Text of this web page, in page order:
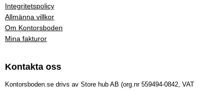
Integritetspolicy
Allmänna villkor
Om Kontorsboden
Mina fakturor
Kontakta oss
Kontorsboden.se drivs av Store hub AB (org.nr 559494-0842, VAT